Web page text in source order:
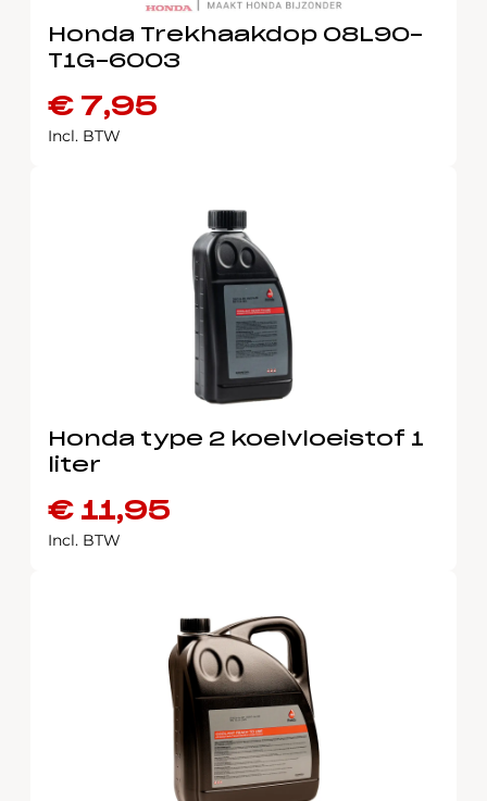
Honda Trekhaakdop 08L90-
T1G-6003
€7,95
Incl. BTW
Honda type 2 koelvloeistof 1
liter
€11,95
Incl. BTW